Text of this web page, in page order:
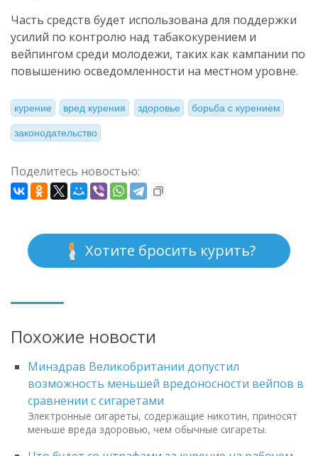
Часть средств будет использована для поддержки
усилий по контролю над табакокурением и
вейпингом среди молодежи, таких как кампании по
повышению осведомленности на местном уровне.
курение вред курения здоровье борьба с курением
законодательство
Поделитесь новостью:
Хотите бросить курить?
Похожие новости
Минздрав Великобритании допустил
возможность меньшей вредоносности вейпов в
сравнении с сигаретами
Электронные сигареты, содержащие никотин, приносят
меньше вреда здоровью, чем обычные сигареты.